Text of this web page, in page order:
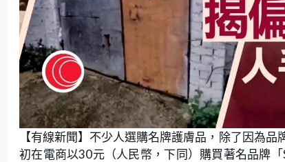
【有線新聞】不少人選購名牌護膚品，除了因為
初在電商以30元（人民幣，下同）購買著名品牌